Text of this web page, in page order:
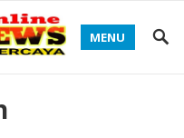
MENU